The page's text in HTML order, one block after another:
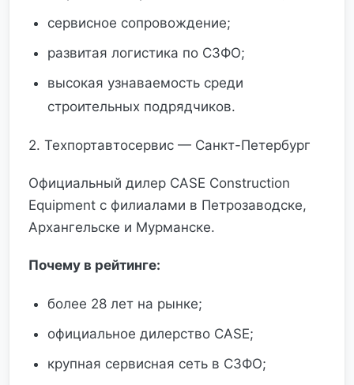
сервисное сопровождение;
развитая логистика по СЗФО;
высокая узнаваемость среди
строительных подрядчиков.
2. Техпортавтосервис — Санкт-Петербург
Официальный дилер CASE Construction
Equipment с филиалами в Петрозаводске,
Архангельске и Мурманске.
Почему в рейтинге:
более 28 лет на рынке;
официальное дилерство CASE;
крупная сервисная сеть в СЗФО;